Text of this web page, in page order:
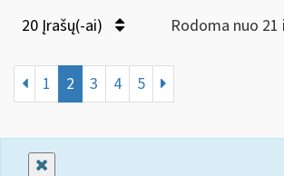
20 Įrašų(-ai) Rodoma nuo 21
1 2 3 4 5